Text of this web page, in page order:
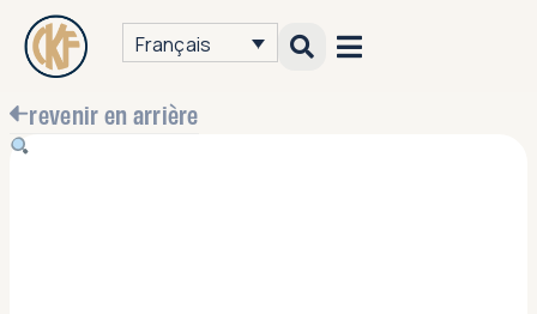
Français
revenir en arrière